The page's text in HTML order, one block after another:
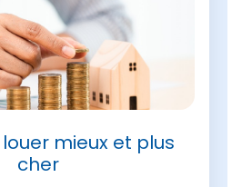
mieux et plus
cher